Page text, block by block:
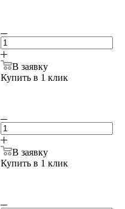
В заявку
Купить в 1 клик
В заявку
Купить в 1 клик